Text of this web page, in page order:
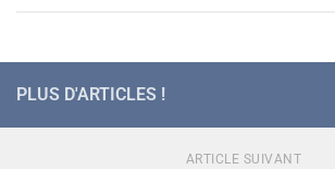
PLUS D'ARTICLES !
ARTICLE SUIVANT